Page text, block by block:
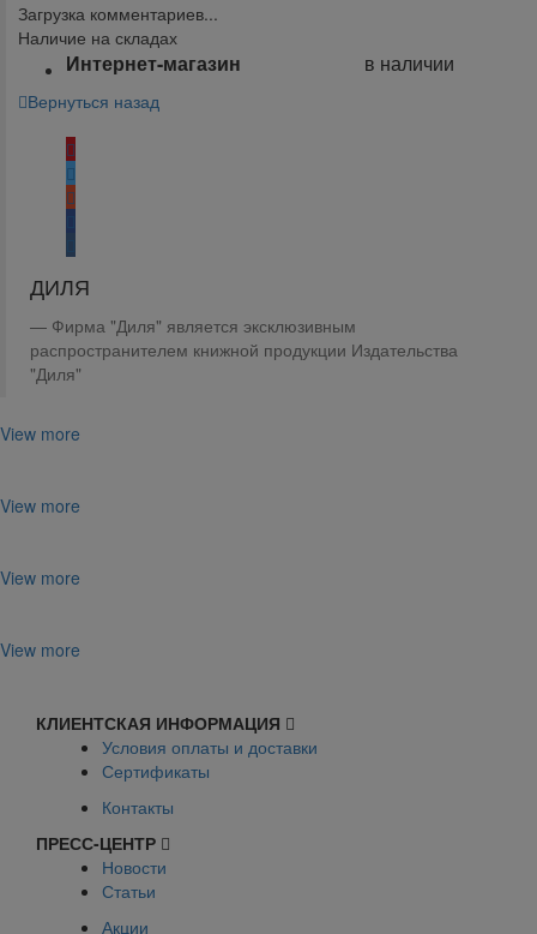
Загрузка комментариев...
Наличие на складах
Интернет-магазин в наличии
Вернуться назад
ДИЛЯ
Фирма "Диля" является эксклюзивным
распространителем книжной продукции Издательства
"Диля"
View more
View more
View more
View more
КЛИЕНТСКАЯ ИНФОРМАЦИЯ
Условия оплаты и доставки
Сертификаты
Контакты
ПРЕСС-ЦЕНТР
Новости
Статьи
Акции